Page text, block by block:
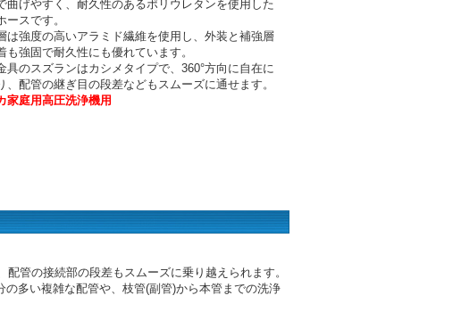
曲げやすく、耐久性のあるポリウレタンを使用した
ースです。
は強度の高いアラミド繊維を使用し、外装と補強層
も強固で耐久性にも優れています。
具のスズランはカシメタイプで、360°方向に自在に
、配管の継ぎ目の段差などもスムーズに通せます。
家庭用高圧洗浄機用
管の接続部の段差もスムーズに乗り越えられます。
の多い複雑な配管や、枝管(副管)から本管までの洗浄